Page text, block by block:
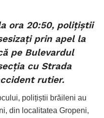
ora 20:50, polițiștii
prin apel la
pe Bulevardul
cu Strada
rutier.
polițiștii brăileni au
din localitatea Gropeni,